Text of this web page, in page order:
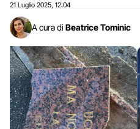
21 Luglio 2025 12:04
A cura di Beatrice Tominic